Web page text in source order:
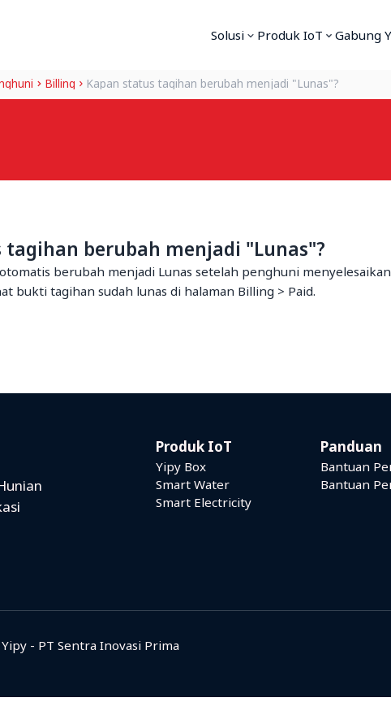
Solusi Produk IoT Gabung
Billing Kapan status tagihan berubah menjadi "Lunas"?
tagihan berubah menjadi "Lunas"?
berubah menjadi Lunas setelah penghuni
bukti tagihan sudah lunas di halaman Billing > Paid.
Produk IoT
Yipy Box
Smart Water
Smart Electricity
Panduan
Bantuan
Bantuan
- PT Sentra Inovasi Prima